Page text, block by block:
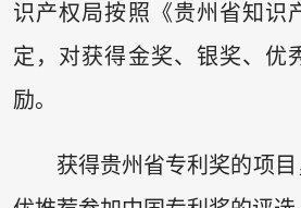
识产权局按照《贵州省知识
定，对获得金奖、银奖、优
励。
获得贵州省专利奖的项